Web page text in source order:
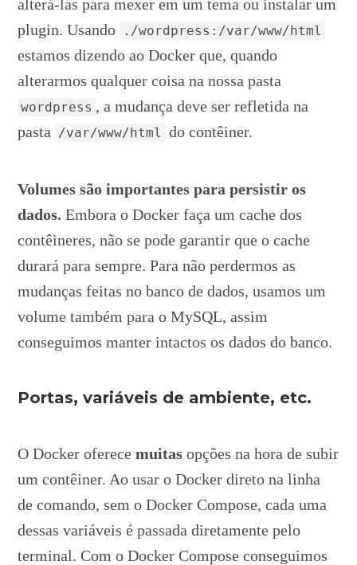
alterá-las para mexer em um tema ou instalar um
plugin. Usando
./wordpress:/var/www/html
estamos dizendo ao Docker que, quando
alterarmos qualquer coisa na nossa pasta
wordpress , a mudança deve ser refletida na
pasta
/var/www/html do contêiner.
Volumes são importantes para persistir os
dados. Embora o Docker faça um cache dos
contêineres, não se pode garantir que o cache
durará para sempre. Para não perdermos as
mudanças feitas no banco de dados, usamos um
volume também para o MySQL, assim
conseguimos manter intactos os dados do banco.
Portas, variáveis de ambiente, etc.
O Docker oferecemuitas opções na hora de subir
um contêiner. Ao usar o Docker direto na linha
de comando, sem o Docker Compose, cada uma
dessas variáveis é passada diretamente pelo
terminal. Com o Docker Compose conseguimos